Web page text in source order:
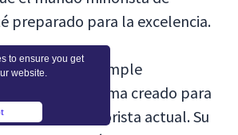
to ensure you get
website.
preparado para la excelencia.
más que una simple
es un ecosistema creado para
panorama minorista actual. Su